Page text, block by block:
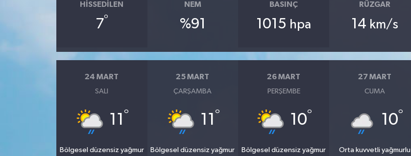
HISSEDILEN
7°
NEM
%91
BASINÇ
1015 hpa
RÜZGAR
14 km/s
24 MART
SALI
11 °
Bölgesel düzensiz yağmur
25 MART
ÇARŞAMBA
11 °
Bölgesel düzensiz yağmur
26 MART
PERŞEMBE
10°
Bölgesel düzensiz yağmur
27 MART
CUMA
10°
Orta kuvvetli yağmurlu